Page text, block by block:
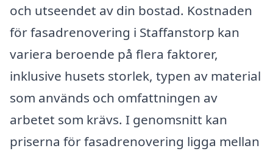
och utseendet av din bostad. Kostnaden
för fasadrenovering i Staffanstorp kan
variera beroende på flera faktorer,
inklusive husets storlek, typen av material
som används och omfattningen av
arbetet som krävs. I genomsnitt kan
priserna för fasadrenovering ligga mellan